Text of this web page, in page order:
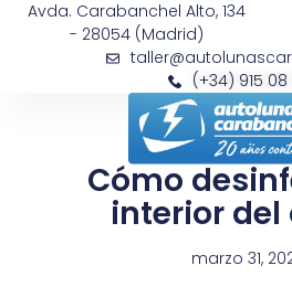
Avda. Carabanchel Alto, 134
- 28054 (Madrid)
(+34) 915 08
Cómo
interior del
marzo 31,